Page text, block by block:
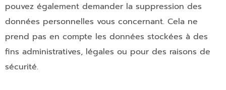
pouvez également demander la suppression des
données personnelles vous concernant. Cela ne
prend pas en compte les données stockées à des
fins administratives, légales ou pour des raisons de
sécurité.